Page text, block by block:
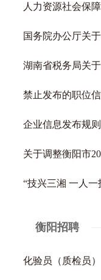
人力资源社会保
国务院办公厅关
湖南省税务局关
禁止发布的职位
企业信息发布规则
关于调整衡阳市
“技兴三湘 一人
衡阳招聘
化验员（质检员）